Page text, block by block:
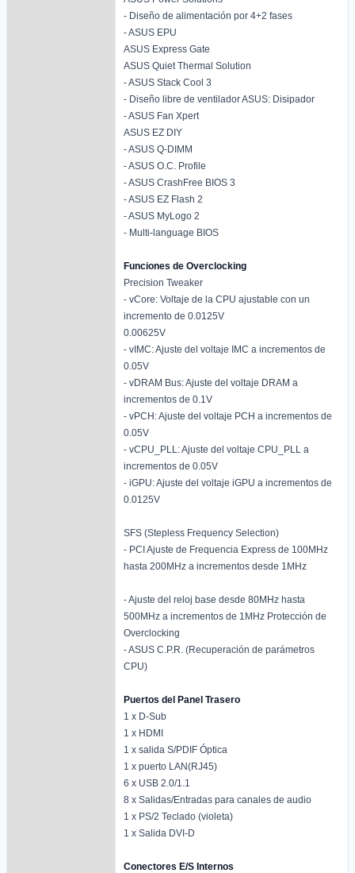
- Diseño de alimentación por 4+2 fases
- ASUS EPU
ASUS Express Gate
ASUS Quiet Thermal Solution
- ASUS Stack Cool 3
- Diseño libre de ventilador ASUS: Disipador
- ASUS Fan Xpert
ASUS EZ DIY
- ASUS Q-DIMM
- ASUS O.C. Profile
- ASUS CrashFree BIOS 3
- ASUS EZ Flash 2
- ASUS MyLogo 2
- Multi-language BIOS
Funciones de Overclocking
Precision Tweaker
- vCore: Voltaje de la CPU ajustable con un
incremento de 0.0125V
0.00625V
- vIMC: Ajuste del voltaje IMC a incrementos de
0.05V
- vDRAM Bus: Ajuste del voltaje DRAM a
incrementos de 0.1V
- vPCH: Ajuste del voltaje PCH a incrementos de
0.05V
- vCPU_PLL: Ajuste del voltaje CPU_PLL a
incrementos de 0.05V
- iGPU: Ajuste del voltaje iGPU a incrementos de
0.0125V
SFS (Stepless Frequency Selection)
- PCI Ajuste de Frequencia Express de 100MHz
hasta 200MHz a incrementos desde 1MHz
- Ajuste del reloj base desde 80MHz hasta
500MHz a incrementos de 1MHz Protección de
Overclocking
- ASUS C.P.R. (Recuperación de parámetros
CPU)
Puertos del Panel Trasero
1 x D-Sub
1 x HDMI
1 x salida S/PDIF Óptica
1 x puerto LAN(RJ45)
6 x USB 2.0/1.1
8 x Salidas/Entradas para canales de audio
1 x PS/2 Teclado (violeta)
1 x Salida DVI-D
Conectores E/S Internos